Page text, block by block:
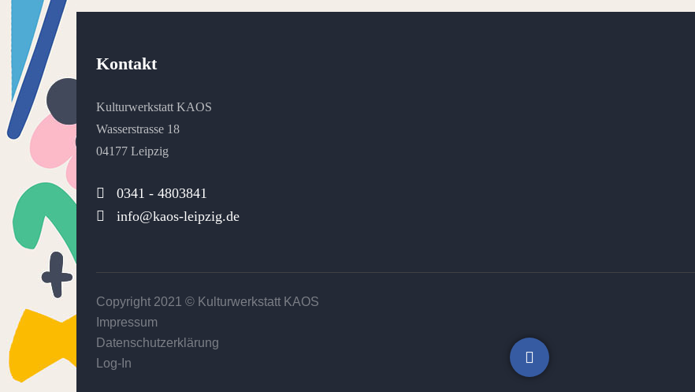
19:00
22:00
Kontakt
Kulturwerkstatt KAOS
Wasserstrasse 18
04177 Leipzig
0341 - 4803841
info@kaos-leipzig.de
Copyright 2021 © Kulturwerkstatt KAOS
Impressum
Datenschutzerklärung
Log-In